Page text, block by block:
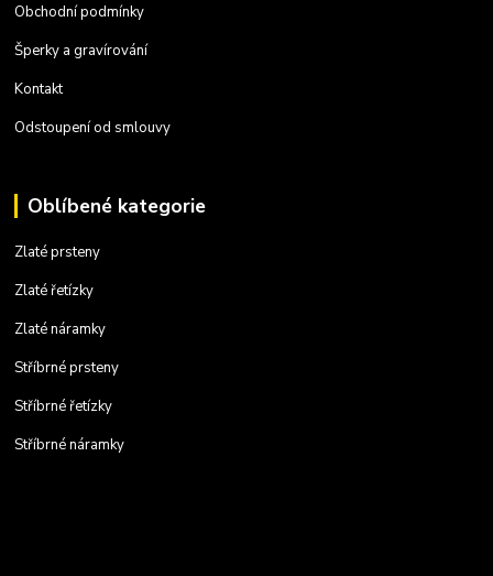
Obchodní podmínky
Šperky a gravírování
Kontakt
Odstoupení od smlouvy
Oblíbené kategorie
Zlaté prsteny
Zlaté řetízky
Zlaté náramky
Stříbrné prsteny
Stříbrné řetízky
Stříbrné náramky